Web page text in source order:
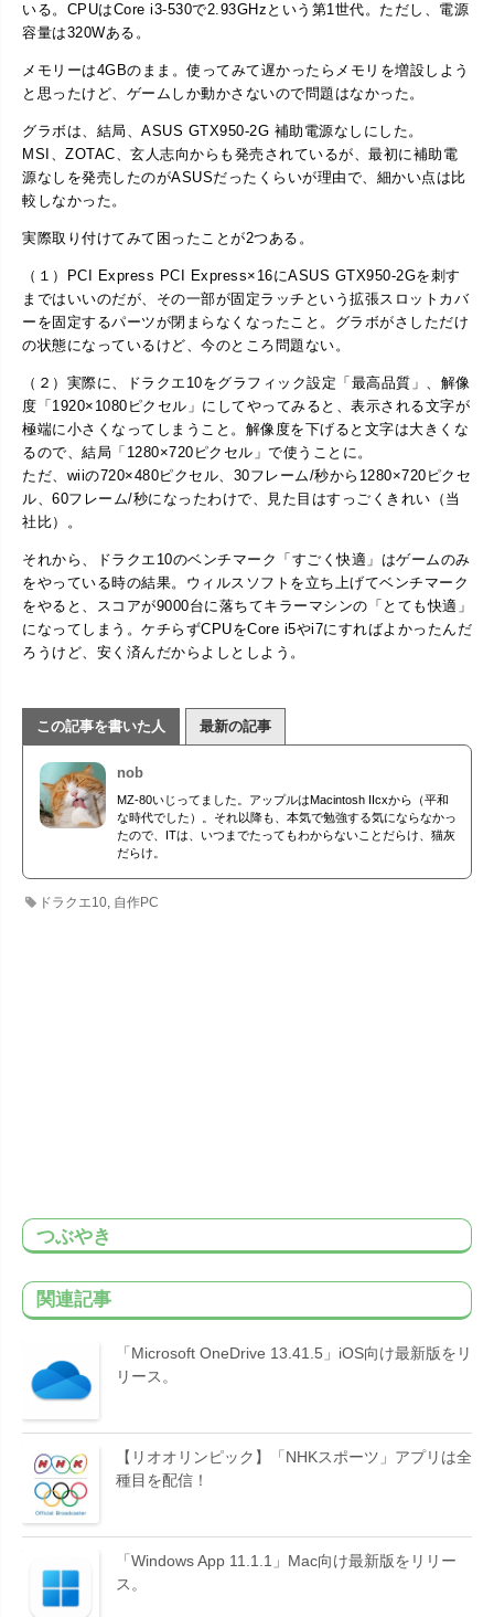
いる。CPUはCore i3-530で2.93GHzという第1世代。ただし、電源
容量は320Wある。
メモリーは4GBのまま。使ってみて遅かったらメモリを増設しよう
と思ったけど、ゲームしか動かさないので問題はなかった。
グラボは、結局、ASUS GTX950-2G 補助電源なしにした。
MSI、ZOTAC、玄人志向からも発売されているが、最初に補助電
源なしを発売したのがASUSだったくらいが理由で、細かい点は比
較しなかった。
実際取り付けてみて困ったことが2つある。
（１）PCI Express PCI Express×16にASUS GTX950-2Gを刺す
まではいいのだが、その一部が固定ラッチという拡張スロットカバ
ーを固定するパーツが閉まらなくなったこと。グラボがさしただけ
の状態になっているけど、今のところ問題ない。
（２）実際に、ドラクエ10をグラフィック設定「最高品質」、解像
度「1920×1080ピクセル」にしてやってみると、表示される文字が
極端に小さくなってしまうこと。解像度を下げると文字は大きくな
るので、結局「1280×720ピクセル」で使うことに。
ただ、wiiの720×480ピクセル、30フレーム/秒から1280×720ピクセ
ル、60フレーム/秒になったわけで、見た目はすっごくきれい（当
社比）。
それから、ドラクエ10のベンチマーク「すごく快適」はゲームのみ
をやっている時の結果。ウィルスソフトを立ち上げてベンチマーク
をやると、スコアが9000台に落ちてキラーマシンの「とても快適」
になってしまう。ケチらずCPUをCore i5やi7にすればよかったんだ
ろうけど、安く済んだからよしとしよう。
この記事を書いた人 最新の記事
nob
MZ-80いじってました。アップルはMacintosh IIcxから（平和
な時代でした）。それ以降も、本気で勉強する気にならなかっ
たので、ITは、いつまでたってもわからないことだらけ、猫灰
だらけ。
ドラクエ10 自作PC
つぶやき
関連記事
「Microsoft OneDrive 13.41.5」iOS向け最新版をリ
リース。
【リオオリンピック】「NHKスポーツ」アプリは全
種目を配信！
「Windows App 11.1.1」Mac向け最新版をリリー
ス。